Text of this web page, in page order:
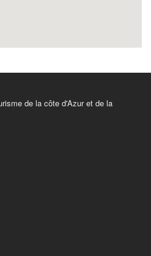
de la côte d'Azur et de la